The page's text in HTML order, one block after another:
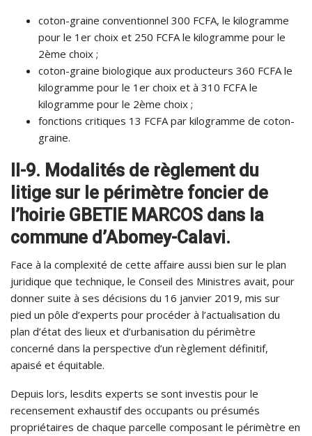
coton-graine conventionnel 300 FCFA, le kilogramme
pour le 1er choix et 250 FCFA le kilogramme pour le
2ème choix ;
coton-graine biologique aux producteurs 360 FCFA le
kilogramme pour le 1er choix et à 310 FCFA le
kilogramme pour le 2ème choix ;
fonctions critiques 13 FCFA par kilogramme de coton-
graine.
II-9. Modalités de règlement du
litige sur le périmètre foncier de
l’hoirie GBETIE MARCOS dans la
commune d’Abomey-Calavi.
Face à la complexité de cette affaire aussi bien sur le plan
juridique que technique, le Conseil des Ministres avait, pour
donner suite à ses décisions du 16 janvier 2019, mis sur
pied un pôle d’experts pour procéder à l’actualisation du
plan d’état des lieux et d’urbanisation du périmètre
concerné dans la perspective d’un règlement définitif,
apaisé et équitable.
Depuis lors, lesdits experts se sont investis pour le
recensement exhaustif des occupants ou présumés
propriétaires de chaque parcelle composant le périmètre en